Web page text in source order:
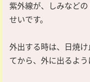
紫外線が、しみなど
せいです。
外出する時は、日焼
てから、外に出るよう